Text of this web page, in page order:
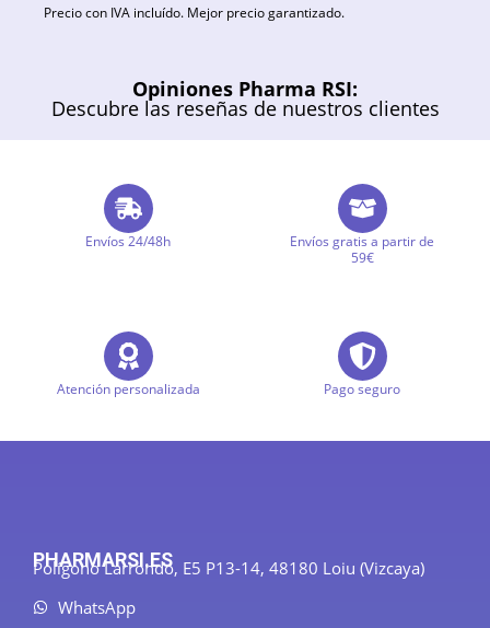
Precio con IVA incluído. Mejor precio garantizado.
Opiniones Pharma RSI:
Descubre las reseñas de nuestros clientes
Envíos 24/48h
Envíos gratis a partir de
59€
Atención personalizada Pago seguro
PHARMARSI.ES
Polígono Larrondo, E5 P13-14, 48180 Loiu (Vizcaya)
WhatsApp